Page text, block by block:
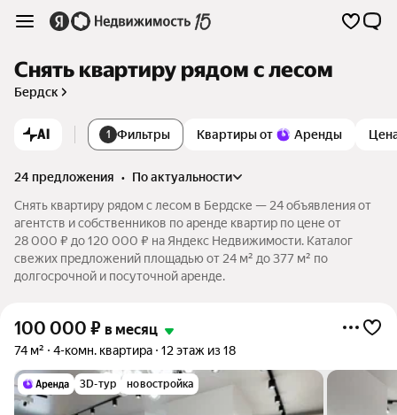
Снять квартиру рядом с лесом
Бердск
AI 1 Фильтры Квартиры от Аренды
24 предложения •
по актуальности
Снять квартиру рядом с лесом в Бердске — 24 объявления от
агентств и собственников по аренде квартир по цене от
28 000 ₽ до 120 000 ₽ на Яндекс Недвижимости. Каталог
свежих предложений площадью от 24 м² до 377 м² по
долгосрочной и посуточной аренде.
100 000 ₽ в месяц
74 м² 4-комн. квартира 12 этаж из 18
3D-тур новостройка